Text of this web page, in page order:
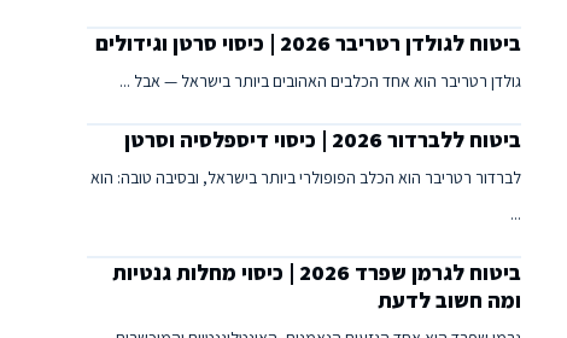
ביטוח לגולדן רטריבר 2026 | כיסוי סרטן וגידולים
גולדן רטריבר הוא אחד הכלבים האהובים ביותר בישראל — אבל ...
ביטוח ללברדור 2026 | כיסוי דיספלסיה וסרטן
לברדור רטריבר הוא הכלב הפופולרי ביותר בישראל, ובסיבה טובה: הוא
...
ביטוח לגרמן שפרד 2026 | כיסוי מחלות גנטיות
ומה חשוב לדעת